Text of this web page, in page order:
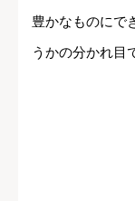
豊かなものにで
うかの分かれ目